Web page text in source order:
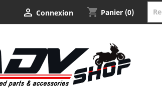
 Connexion shopping_cart Panier (0)